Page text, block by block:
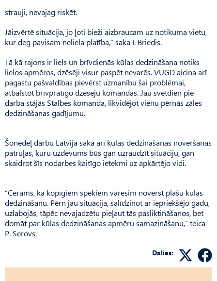
strauji, nevajag riskēt.
Jāizvērtē situācija, jo ļoti bieži aizbraucam uz notikuma vietu,
kur deg pavisam neliela platība,” saka I. Briedis.
Tā kā rajons ir liels un brīvdienās kūlas dedzināšana notiks
lielos apmēros, dzēsēji visur paspēt nevarēs. VUGD aicina arī
pagastu pašvaldības pievērst uzmanību šai problēmai,
atbalstot brīvprātīgo dzēsēju komandas. Jau svētdien pie
darba stājās Stalbes komanda, likvidējot vienu pērnās zāles
dedzināšanas gadījumu.
Šonedēļ darbu Latvijā sāka arī kūlas dedzināšanas novēršanas
patruļas, kuru uzdevums būs gan uzraudzīt situāciju, gan
skaidrot šīs nodarbes kaitīgo ietekmi uz apkārtējo vidi.
“Cerams, ka kopīgiem spēkiem varēsim novērst plašu kūlas
dedzināšanu. Pērn jau situācija, salīdzinot ar iepriekšējo gadu,
uzlabojās, tāpēc nevajadzētu pieļaut tās pasliktināšanos, bet
domāt par kūlas dedzināšanas apmēru samazināšanu,” teica
P. Serovs.
Dalies: